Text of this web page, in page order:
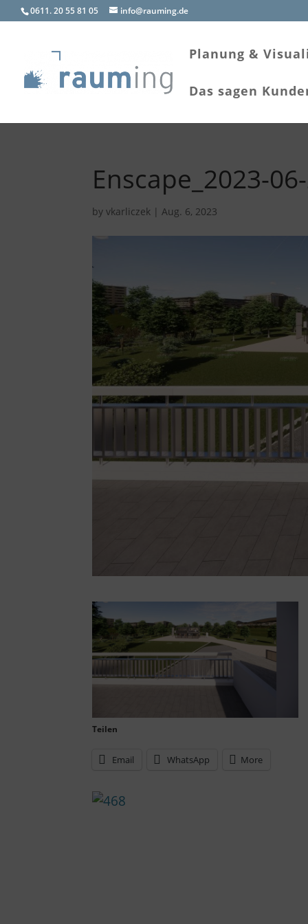
0611. 20 55 81 05 info@rauming.de
Planung &
Das sagen
Enscape_2023-
byvkarliczek |Aug. 6, 2023
Teilen
Email WhatsApp More